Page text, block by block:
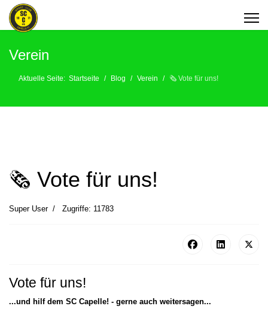
Verein
Aktuelle Seite: Startseite Blog Verein 🗞 Vote für uns!
🗞 Vote für uns!
Super User Zugriffe: 11783
Vote für uns!
...und hilf dem SC Capelle! - gerne auch weitersagen...